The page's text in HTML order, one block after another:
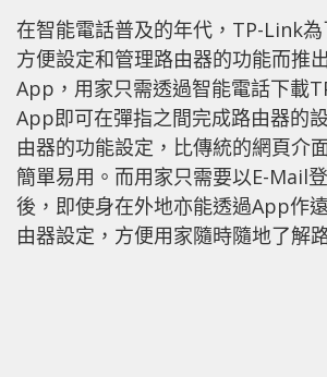
在智能電話普及的年代，TP-Link
方便設定和管理路由器的功能而推
App，用家只需透過智能電話下載
App即可在彈指之間完成路由器的
由器的功能設定，比傳統的網頁介
簡單易用。而用家只需要以E-Mail
後，即使身在外地亦能透過App作
由器設定，方便用家隨時隨地了解